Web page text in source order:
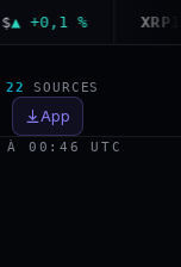
% XRP
22 SOURCES
App
À 00:46 UTC